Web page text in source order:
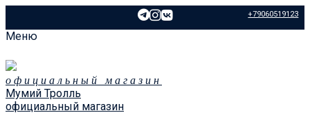
+79060519123
Меню
официальный магазин
Мумий Тролль
официальный магазин